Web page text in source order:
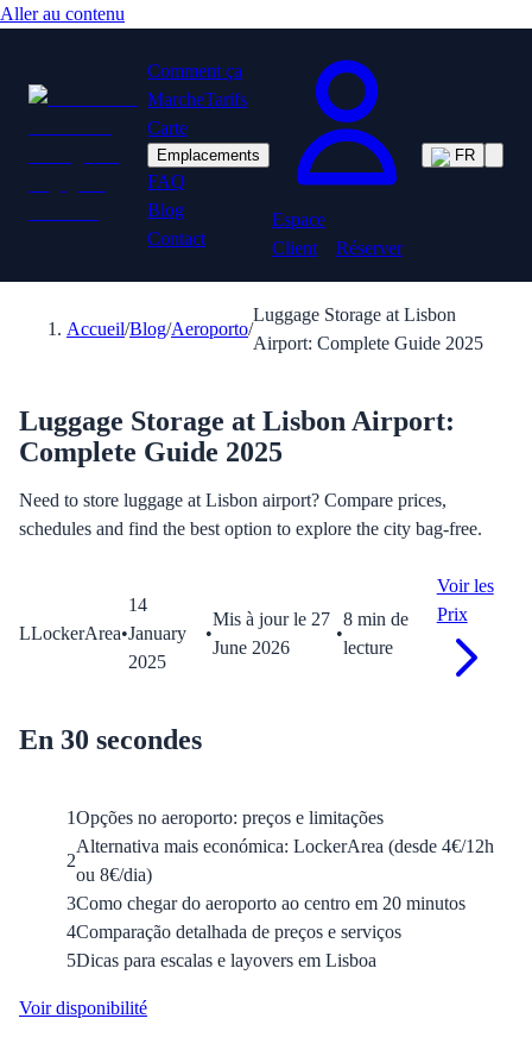
Aller au contenu
Comment ça
MarcheTarifs
Carte
Emplacements
FAQ
Blog
Contact
Espace
Client
Réserver
FR
Accueil/Blog/Aeroporto/
Luggage Storage at Lisbon
Airport: Complete Guide 2025
Luggage Storage at Lisbon Airport:
Complete Guide 2025
Need to store luggage at Lisbon airport? Compare prices,
schedules and find the best option to explore the city bag-free.
LLockerArea•
14
January
2025
•
Mis à jour le 27
June 2026
•
8 minde
lecture
Voir les
Prix
En 30 secondes
1Opções no aeroporto: preços e limitações
2
Alternativa mais económica: LockerArea (desde 4€/12h
ou 8€/dia)
3Como chegar do aeroporto ao centro em 20 minutos
4Comparação detalhada de preços e serviços
5Dicas para escalas e layovers em Lisboa
Voir disponibilité